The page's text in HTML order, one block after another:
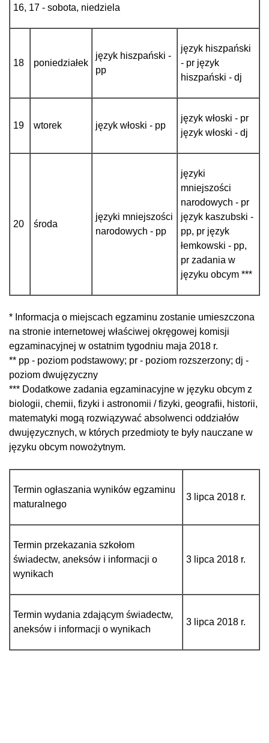
16, 17 - sobota, niedziela
18 poniedziałek
język hiszpański -
pp
język hiszpański
- pr język
hiszpański - dj
19 wtorek język włoski - pp
język włoski - pr
język włoski - dj
20 środa
języki mniejszości
narodowych - pp
języki
mniejszości
narodowych - pr
język kaszubski -
pp, pr język
łemkowski - pp,
pr zadania w
języku obcym ***
* Informacja o miejscach egzaminu zostanie umieszczona
na stronie internetowej właściwej okręgowej komisji
egzaminacyjnej w ostatnim tygodniu maja 2018 r.
** pp - poziom podstawowy; pr - poziom rozszerzony; dj -
poziom dwujęzyczny
*** Dodatkowe zadania egzaminacyjne w języku obcym z
biologii, chemii, fizyki i astronomii / fizyki, geografii, historii,
matematyki mogą rozwiązywać absolwenci oddziałów
dwujęzycznych, w których przedmioty te były nauczane w
języku obcym nowożytnym.
Termin ogłaszania wyników egzaminu
maturalnego
3 lipca 2018 r.
Termin przekazania szkołom
świadectw, aneksów i informacji o
wynikach
3 lipca 2018 r.
Termin wydania zdającym świadectw,
aneksów i informacji o wynikach
3 lipca 2018 r.